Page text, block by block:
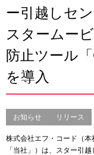
ー引越しセ
スタームー
防止ツール
を導入
お知らせ リリース
株式会社エフ・コード（
「当社」）は、スター引